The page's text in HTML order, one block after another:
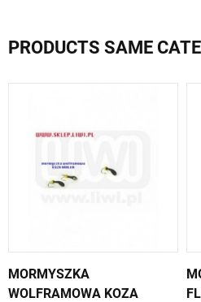
PRODUCTS SAME
MORMYSZKA
WOLFRAMOWA KOZA